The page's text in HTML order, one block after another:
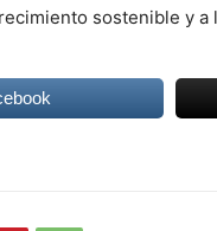
sostenible y a